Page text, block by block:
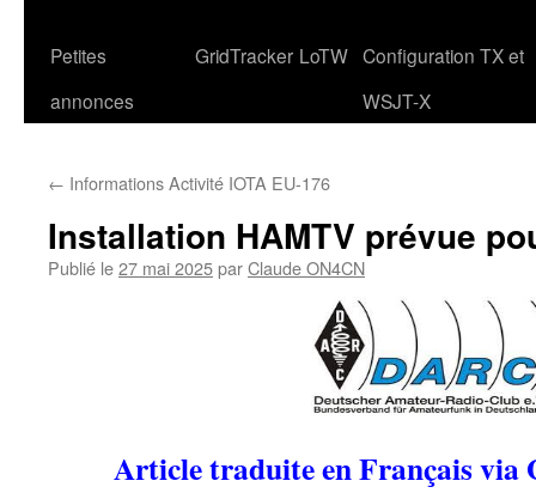
Petites
annonces
GridTracker LoTW Configuration TX et
WSJT-X
← Informations Activité IOTA EU-176
Installation HAMTV prévue
Publié le27 mai 2025parClaude ON4CN
Article traduite en Français via